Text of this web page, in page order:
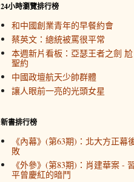
24小時瀏覽排行榜
和中國創業青年的早餐約會
蔡英文：總統被罵很平常
本週新片看板：亞瑟王者之劍
聖約
中國政壇航天少帥群體
讓人眼前一亮的光頭女星
新書排行榜
《內幕》(第63期)：北大方正幕
敗
《外參》(第83期)：肖建華案 -
平曾慶紅的暗鬥